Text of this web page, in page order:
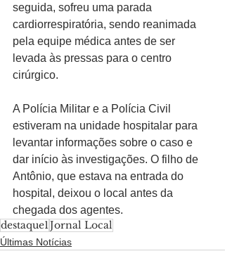
seguida, sofreu uma parada
cardiorrespiratória, sendo reanimada
pela equipe médica antes de ser
levada às pressas para o centro
cirúrgico.
A Polícia Militar e a Polícia Civil
estiveram na unidade hospitalar para
levantar informações sobre o caso e
dar início às investigações. O filho de
Antônio, que estava na entrada do
hospital, deixou o local antes da
chegada dos agentes.
destaque1 Jornal Local
Últimas Notícias